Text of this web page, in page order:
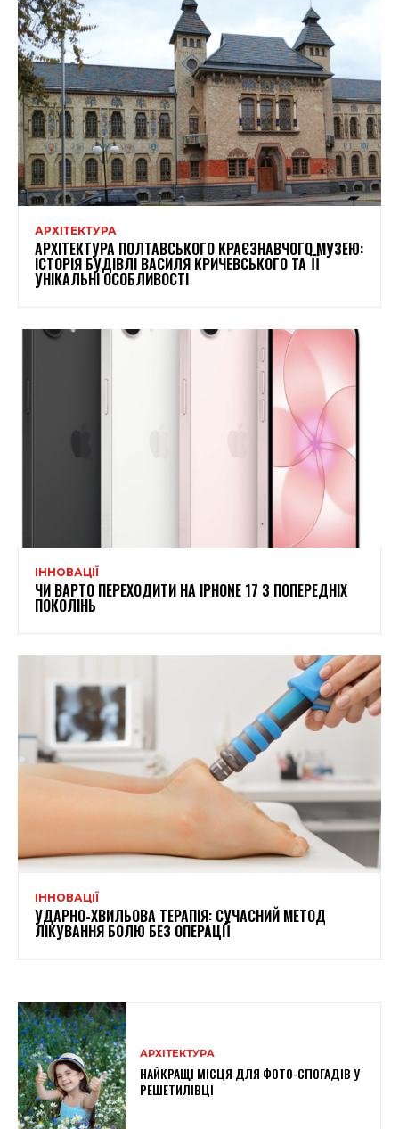
АРХІТЕКТУРА
АРХІТЕКТУРА ПОЛТАВСЬКОГО КРАЄЗНАВЧОГО МУЗЕЮ:
ІСТОРІЯ БУДІВЛІ ВАСИЛЯ КРИЧЕВСЬКОГО ТА ЇЇ
УНІКАЛЬНІ ОСОБЛИВОСТІ
ІННОВАЦІЇ
ЧИ ВАРТО ПЕРЕХОДИТИ НА IPHONE 17 З ПОПЕРЕДНІХ
ПОКОЛІНЬ
ІННОВАЦІЇ
УДАРНО-ХВИЛЬОВА ТЕРАПІЯ: СУЧАСНИЙ МЕТОД
ЛІКУВАННЯ БОЛЮ БЕЗ ОПЕРАЦІЇ
АРХІТЕКТУРА
НАЙКРАЩІ МІСЦЯ ДЛЯ ФОТО-СПОГАДІВ У
РЕШЕТИЛІВЦІ